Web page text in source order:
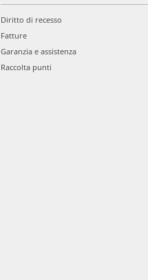
Diritto di recesso
Fatture
Garanzia e assistenza
Raccolta punti